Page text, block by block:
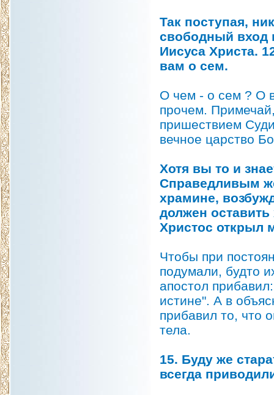
Так поступая,
свободный вход
Иисуса Христа.
вам о сем.
О чем - о сем ? О
прочем.
пришествием
вечное царство
Хотя вы то и
Справедливым
храмине,
должен
Христос открыл
Чтобы при
подумали, будто
апостол
истине". А в
прибавил то, что
тела.
15. Буду же
всегда